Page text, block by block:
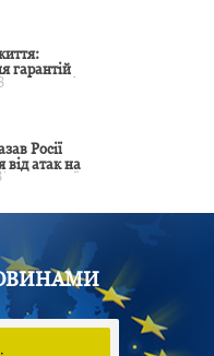
гарантій
від
Росії
від атак на
України